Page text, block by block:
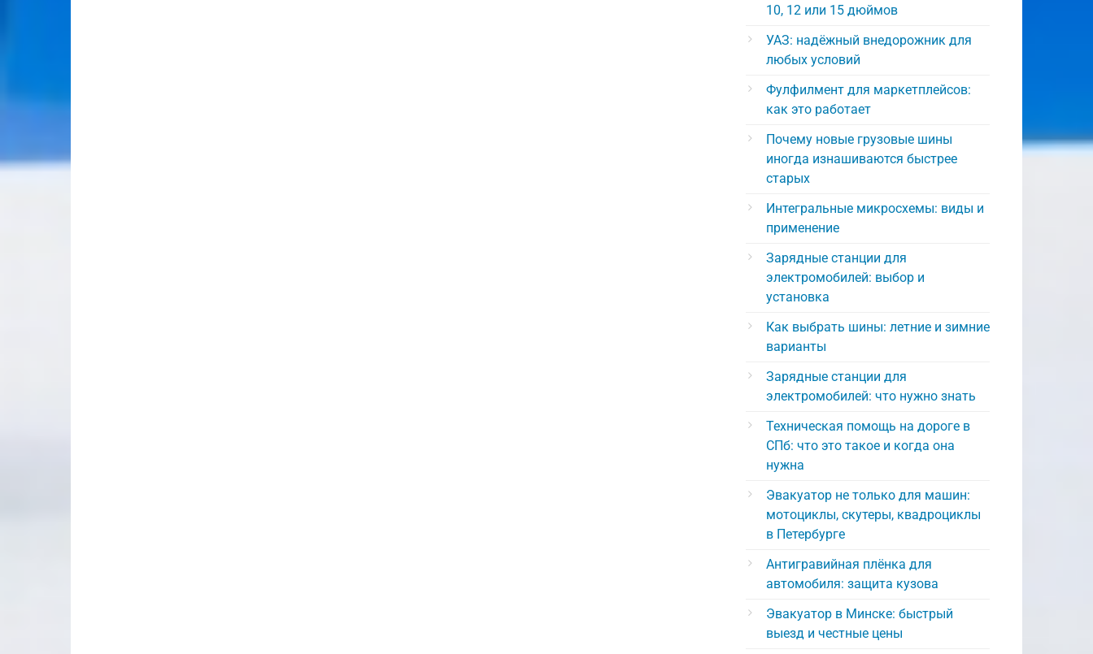
10, 12 или 15 дюймов
УАЗ: надёжный внедорожник для
любых условий
Фулфилмент для маркетплейсов:
как это работает
Почему новые грузовые шины
иногда изнашиваются быстрее
старых
Интегральные микросхемы: виды и
применение
Зарядные станции для
электромобилей: выбор и
установка
Как выбрать шины: летние и зимние
варианты
Зарядные станции для
электромобилей: что нужно знать
Техническая помощь на дороге в
СПб: что это такое и когда она
нужна
Эвакуатор не только для машин:
мотоциклы, скутеры, квадроциклы
в Петербурге
Антигравийная плёнка для
автомобиля: защита кузова
Эвакуатор в Минске: быстрый
выезд и честные цены